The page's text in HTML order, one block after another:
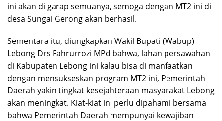
ini akan di garap semuanya, semoga dengan MT2 ini di
desa Sungai Gerong akan berhasil.
Sementara itu, diungkapkan Wakil Bupati (Wabup)
Lebong Drs Fahrurrozi MPd bahwa, lahan persawahan
di Kabupaten Lebong ini kalau bisa di manfaatkan
dengan mensukseskan program MT2 ini, Pemerintah
Daerah yakin tingkat kesejahteraan masyarakat Lebong
akan meningkat. Kiat-kiat ini perlu dipahami bersama
bahwa Pemerintah Daerah mempunyai kewajiban